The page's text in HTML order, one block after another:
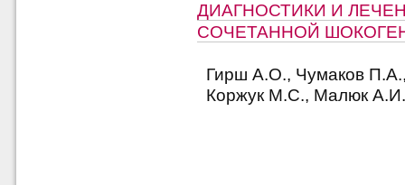
ДИАГНОСТИКИ И
СОЧЕТАННОЙ
Гирш А.О., Чумаков
Коржук М.С., Малюк